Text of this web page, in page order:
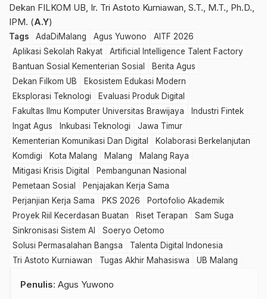
Dekan FILKOM UB, Ir. Tri Astoto Kurniawan, S.T., M.T., Ph.D.,
IPM. (A.Y)
Tags AdaDiMalang Agus Yuwono
AITF 2026
Aplikasi Sekolah Rakyat
Artificial Intelligence Talent Factory
Bantuan Sosial Kementerian Sosial
Berita Agus
Dekan Filkom UB
Ekosistem Edukasi Modern
Eksplorasi Teknologi
Evaluasi Produk Digital
Fakultas Ilmu Komputer Universitas Brawijaya
Industri Fintek
Ingat Agus
Inkubasi Teknologi
Jawa Timur
Kementerian Komunikasi Dan Digital
Kolaborasi Berkelanjutan
Komdigi
Kota Malang Malang
Malang Raya
Mitigasi Krisis Digital
Pembangunan Nasional
Pemetaan Sosial
Penjajakan Kerja Sama
Perjanjian Kerja Sama
PKS 2026
Portofolio Akademik
Proyek Riil Kecerdasan Buatan
Riset Terapan
Sam Suga
Sinkronisasi Sistem AI
Soeryo Oetomo
Solusi Permasalahan Bangsa
Talenta Digital Indonesia
Tri Astoto Kurniawan
Tugas Akhir Mahasiswa UB Malang
Penulis: Agus Yuwono